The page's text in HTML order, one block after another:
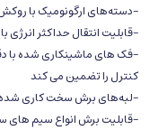
-دسته‌های ارگونومیک با
-قابلیت انتقال حداکثر
-فک های ماشینکاری شده با
کنترل را تضمین می کند
-لبه‌های برش سخت کاری شده
-قابلیت برش انواع سیم های